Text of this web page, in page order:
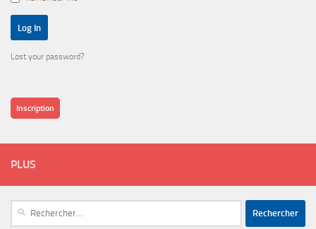
Lost your password?
Inscription
PLUS